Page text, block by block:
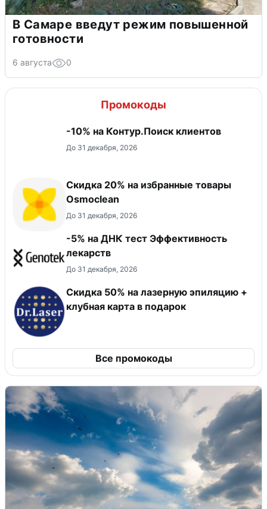
В Самаре введут режим повышенной
готовности
6 августа 0
Промокоды
-10% на Контур.Поиск клиентов
До 31 декабря, 2026
Скидка 20% на избранные товары
Osmoclean
До 31 декабря, 2026
-5% на ДНК тест Эффективность
лекарств
До 31 декабря, 2026
Скидка 50% на лазерную эпиляцию +
клубная карта в подарок
Все промокоды